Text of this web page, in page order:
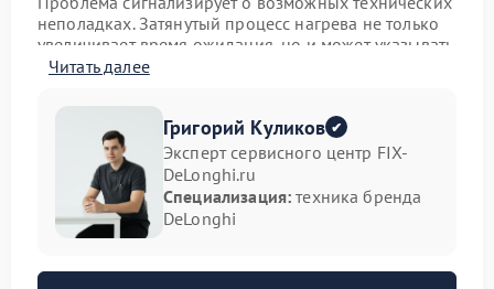
неполадках. Затянутый процесс нагрева не только
увеличивает время ожидания, но и может указывать
на скрытые проблемы, способные в перспективе
дорогостоящего ремонта в будущем, важно
своевременно выявить и устранить причину
замедленного прогрева.
Возможные причины
длительного нагрева
К замедлению процесса нагрева могут приводить
Читать далее
Григорий Куликов
Эксперт сервисного центр FIX-
DeLonghi.ru
Специализация: техника бренда
DeLonghi